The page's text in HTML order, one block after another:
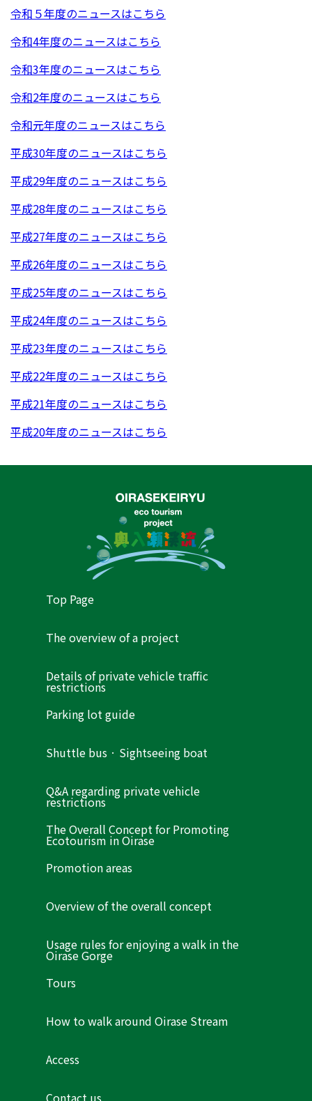
令和５年度のニュースはこちら
令和4年度のニュースはこちら
令和3年度のニュースはこちら
令和2年度のニュースはこちら
令和元年度のニュースはこちら
平成30年度のニュースはこちら
平成29年度のニュースはこちら
平成28年度のニュースはこちら
平成27年度のニュースはこちら
平成26年度のニュースはこちら
平成25年度のニュースはこちら
平成24年度のニュースはこちら
平成23年度のニュースはこちら
平成22年度のニュースはこちら
平成21年度のニュースはこちら
平成20年度のニュースはこちら
Top Page
The overview of a project
Details of private vehicle traffic
restrictions
Parking lot guide
Shuttle bus · Sightseeing boat
Q&A regarding private vehicle
restrictions
The Overall Concept for Promoting
Ecotourism in Oirase
Promotion areas
Overview of the overall concept
Usage rules for enjoying a walk in the
Oirase Gorge
Tours
How to walk around Oirase Stream
Access
Contact us